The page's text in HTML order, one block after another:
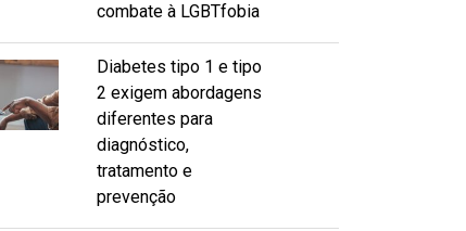
combate à LGBTfobia
Diabetes tipo 1 e tipo
2 exigem abordagens
diferentes para
diagnóstico,
tratamento e
prevenção